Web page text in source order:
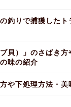
釣りで捕獲した
貝）」のさばき
味の紹介
や下処理方法・